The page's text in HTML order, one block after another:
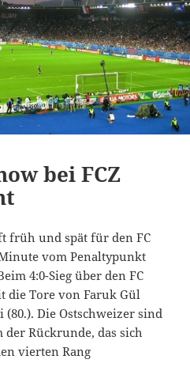
bei FCZ
früh und spät für den FC
vom Penaltypunkt
4:0-Sieg über den FC
die Tore von Faruk Gül
Die Ostschweizer sind
der Rückrunde, das sich
vierten Rang